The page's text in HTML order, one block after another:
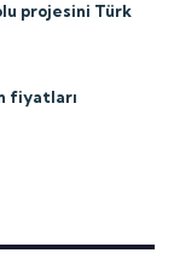
projesini Türk
fiyatları